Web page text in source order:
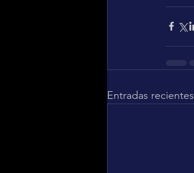
Entradas recientes